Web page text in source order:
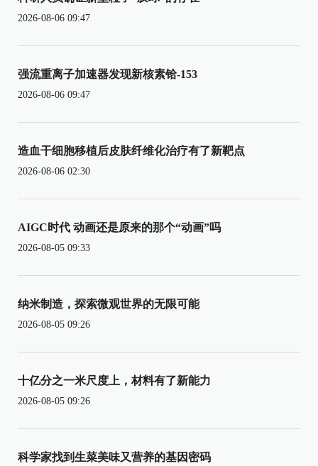
2026-08-06 09:47
强流重离子加速器发现新核素铪-153
2026-08-06 09:47
造血干细胞移植后皮肤纤维化治疗有了新靶点
2026-08-06 02:30
AIGC时代 动画还是原来的那个“动画”吗
2026-08-05 09:33
纳米制造，探索微观世界的无限可能
2026-08-05 09:26
十亿分之一米尺度上，材料有了新能力
2026-08-05 09:26
科学家找到生菜美味又营养的基因密码